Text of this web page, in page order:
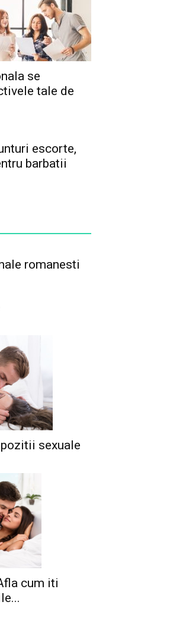
se
tale de
escorte,
barbatii
romanesti
sexuale
cum iti